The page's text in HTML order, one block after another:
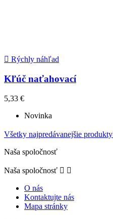
 Rýchly náhľad
Kľúč naťahovací
5,33 €
Novinka
Všetky najpredávanejšie produkty
Naša spoločnosť
Naša spoločnosť  
O nás
Kontaktujte nás
Mapa stránky